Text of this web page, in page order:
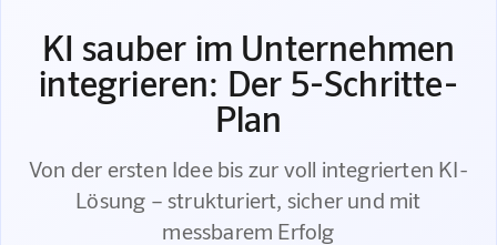
KI sauber im Unternehmen
integrieren: Der 5-Schritte-
Plan
Von der ersten Idee bis zur voll integrierten KI-
Lösung – strukturiert, sicher und mit
messbarem Erfolg